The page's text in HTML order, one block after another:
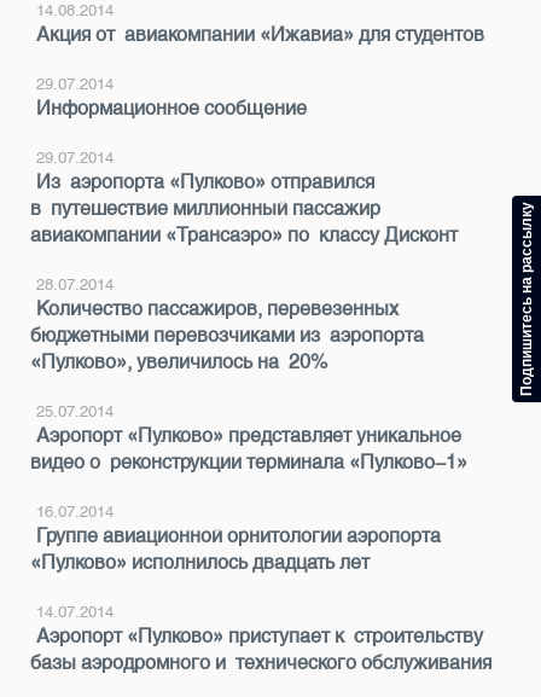
14.08.2014
Акция от авиакомпании «Ижавиа» для студентов
29.07.2014
Информационное сообщение
29.07.2014
Из аэропорта «Пулково» отправился
в путешествие миллионный пассажир
авиакомпании «Трансаэро» по классу Дисконт
28.07.2014
Количество пассажиров, перевезенных
бюджетными перевозчиками из аэропорта
«Пулково», увеличилось на 20%
25.07.2014
Аэропорт «Пулково» представляет уникальное
видео о реконструкции терминала «Пулково-1»
16.07.2014
Группе авиационной орнитологии аэропорта
«Пулково» исполнилось двадцать лет
14.07.2014
Аэропорт «Пулково» приступает к строительству
базы аэродромного и технического обслуживания
Подпишитесь на рассылку